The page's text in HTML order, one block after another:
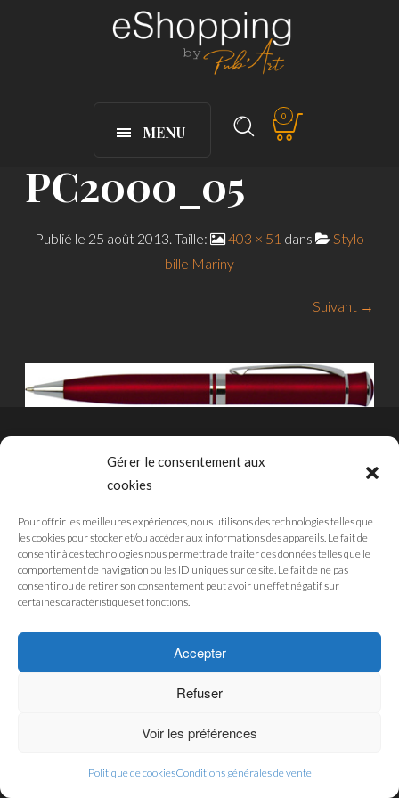
Gérer le consentement aux
cookies
Pour offrir les meilleures expériences, nous utilisons des technologies telles que
les cookies pour stocker et/ou accéder aux informations des appareils. Le fait de
consentir à ces technologies nous permettra de traiter des données telles que le
comportement de navigation ou les ID uniques sur ce site. Le fait de ne pas
consentir ou de retirer son consentement peut avoir un effet négatif sur
certaines caractéristiques et fonctions.
Accepter
Refuser
Voir les préférences
Politique de cookiesConditions générales de vente
MENU
0
PC2000_05
Publié le 25 août 2013. Taille: 403 × 51 dans
Stylo
bille Mariny
Suivant →
CGU
MENTIONS LÉGALES
POLITIQUE DE CONFIDENTIALITÉ
POLITIQUE DES COOKIES
© 2019 - Pub'Art Reunion Boutique. Développé par